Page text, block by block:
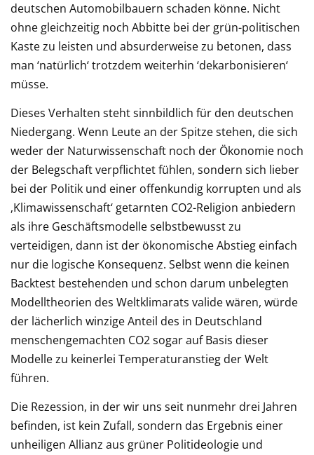
deutschen Automobilbauern schaden könne. Nicht
ohne gleichzeitig noch Abbitte bei der grün-politischen
Kaste zu leisten und absurderweise zu betonen, dass
man ‘natürlich‘ trotzdem weiterhin ‘dekarbonisieren‘
müsse.
Dieses Verhalten steht sinnbildlich für den deutschen
Niedergang. Wenn Leute an der Spitze stehen, die sich
weder der Naturwissenschaft noch der Ökonomie noch
der Belegschaft verpflichtet fühlen, sondern sich lieber
bei der Politik und einer offenkundig korrupten und als
‚Klimawissenschaft‘ getarnten CO2-Religion anbiedern
als ihre Geschäftsmodelle selbstbewusst zu
verteidigen, dann ist der ökonomische Abstieg einfach
nur die logische Konsequenz. Selbst wenn die keinen
Backtest bestehenden und schon darum unbelegten
Modelltheorien des Weltklimarats valide wären, würde
der lächerlich winzige Anteil des in Deutschland
menschengemachten CO2 sogar auf Basis dieser
Modelle zu keinerlei Temperaturanstieg der Welt
führen.
Die Rezession, in der wir uns seit nunmehr drei Jahren
befinden, ist kein Zufall, sondern das Ergebnis einer
unheiligen Allianz aus grüner Politideologie und